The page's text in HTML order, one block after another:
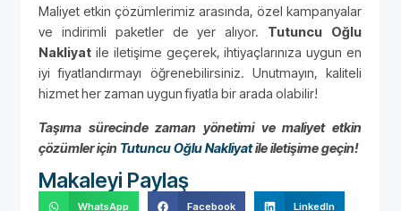
Maliyet etkin çözümlerimiz arasında, özel kampanyalar
ve indirimli paketler de yer alıyor. Tutuncu Oğlu
Nakliyat ile iletişime geçerek, ihtiyaçlarınıza uygun en
iyi fiyatlandırmayı öğrenebilirsiniz. Unutmayın, kaliteli
hizmet her zaman uygun fiyatla bir arada olabilir!
Taşıma sürecinde zaman yönetimi ve maliyet etkin
çözümler için Tutuncu Oğlu Nakliyatile iletişime geçin!
Makaleyi Paylaş
WhatsApp Facebook LinkedIn